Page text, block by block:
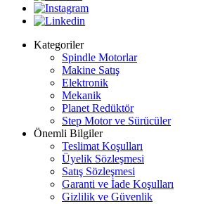
Kategoriler
Spindle Motorlar
Makine Satış
Elektronik
Mekanik
Planet Redüktör
Step Motor ve Sürücüler
Önemli Bilgiler
Teslimat Koşulları
Üyelik Sözleşmesi
Satış Sözleşmesi
Garanti ve İade Koşulları
Gizlilik ve Güvenlik